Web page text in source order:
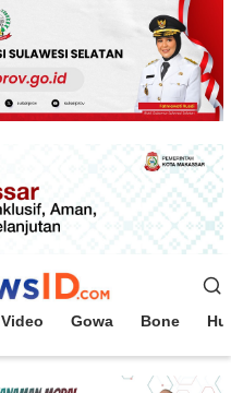
Video Gowa Bone